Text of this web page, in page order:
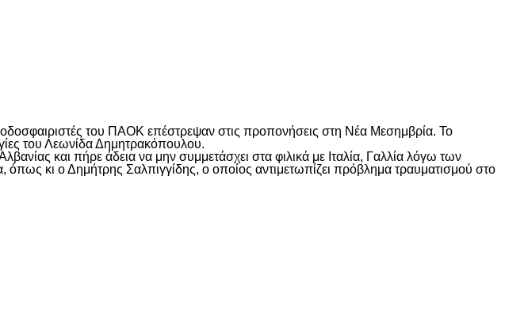
του ΠΑΟΚ επέστρεψαν στις προπονήσεις στη Νέα Μεσημβρία. Το
του Λεωνίδα Δημητρακόπουλου.
και πήρε άδεια να μην συμμετάσχει στα φιλικά με Ιταλία, Γαλλία λόγω των
όπως κι ο Δημήτρης Σαλπιγγίδης, ο οποίος αντιμετωπίζει πρόβλημα τραυματισμού στο